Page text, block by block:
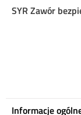
SYR Zawór
Informacje